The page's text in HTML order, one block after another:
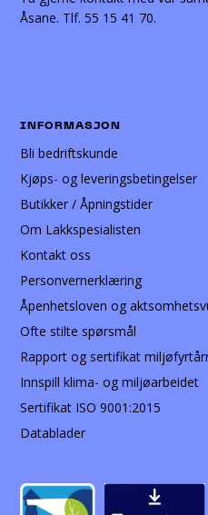
Åsane. Tlf. 55 15 41 70.
INFORMASJON
Bli bedriftskunde
Kjøps- og leveringsbetingelser
Butikker / Åpningstider
Om Lakkspesialisten
Kontakt oss
Personvernerklæring
Åpenhetsloven og
Ofte stilte spørsmål
Rapport og sertifikat
Innspill klima- og miljøarbeidet
Sertifikat ISO 9001:2015
Datablader